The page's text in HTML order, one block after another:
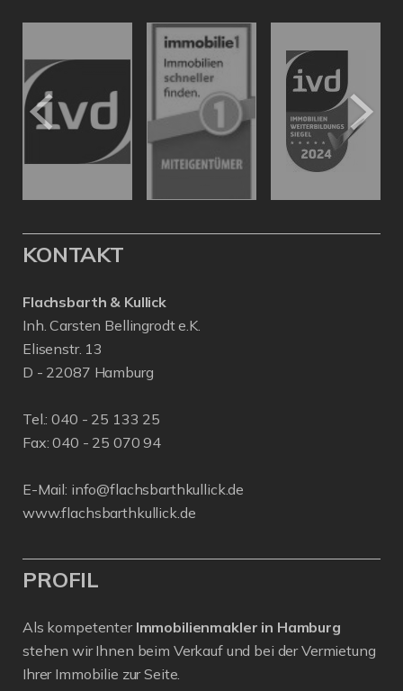
KONTAKT
Flachsbarth & Kullick
Inh. Carsten Bellingrodt e.K.
Elisenstr. 13
D - 22087 Hamburg
Tel.:040 - 25 133 25
Fax: 040 - 25 070 94
E-Mail: info@flachsbarthkullick.de
www.flachsbarthkullick.de
PROFIL
Als kompetenter Immobilienmakler in Hamburg
stehen wir Ihnen beim Verkauf und bei der Vermietung
Ihrer Immobilie zur Seite.